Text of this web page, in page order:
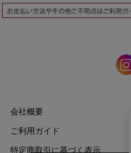
会社概要
ご利用ガイド
特定商取引に基づく表示